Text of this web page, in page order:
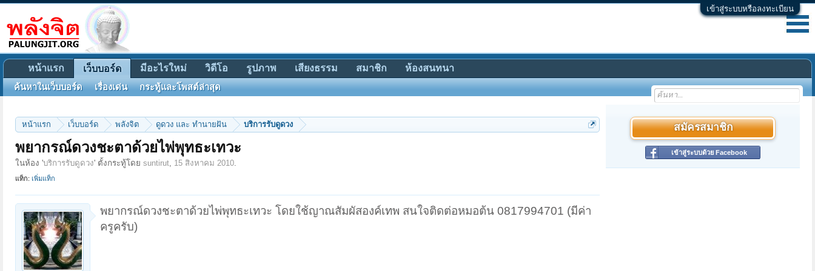
เข้าสู่ระบบหรือลงทะเบียน
หน้าแรก เว็บบอร์ด พลังจิต ดูดวง และ ทำนายฝัน บริการรับดูดวง
พยากรณ์ดวงชะตาด้วยไพ่พุทธะเทวะ
ในห้อง 'บริการรับดูดวง' ตั้งกระทู้โดย suntirut, 15 สิงหาคม 2010.
แท็ก: เพิ่มแท็ก
พยากรณ์ดวงชะตาด้วยไพ่พุทธะเทวะ โดยใช้ญาณสัมผัสองค์เทพ สนใจติดต่อหมอต้น 0817994701 (มีค่า
ครูครับ)
สมัครสมาชิก
เข้าสู่ระบบด้วย Facebook
หน้าแรก เว็บบอร์ด
ค้นหาในเว็บบอร์ด เรื่องเด่น กระทู้และโพสต์ล่าสุด
มีอะไรใหม่ วิดีโอ รูปภาพ เสียงธรรม สมาชิก ห้องสนทนา